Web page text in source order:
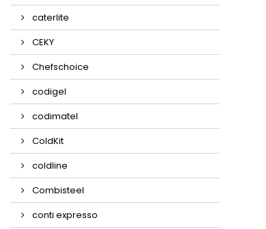
caterlite
CEKY
Chefschoice
codigel
codimatel
ColdKit
coldline
Combisteel
conti expresso